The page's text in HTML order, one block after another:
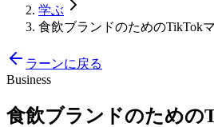
学ぶ
食飲ブランドのためのTikTok
ラーンに戻る
Business
食飲ブランドのための